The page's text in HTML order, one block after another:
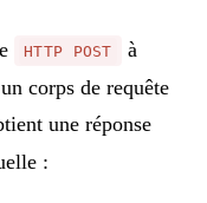
HTTP POST
à
corps de requête
une réponse
: